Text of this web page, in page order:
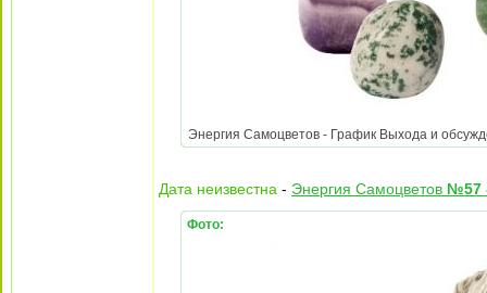
Энергия Самоцветов - График Выхода и
Дата неизвестна - Энергия Самоцветов №57
Фото: